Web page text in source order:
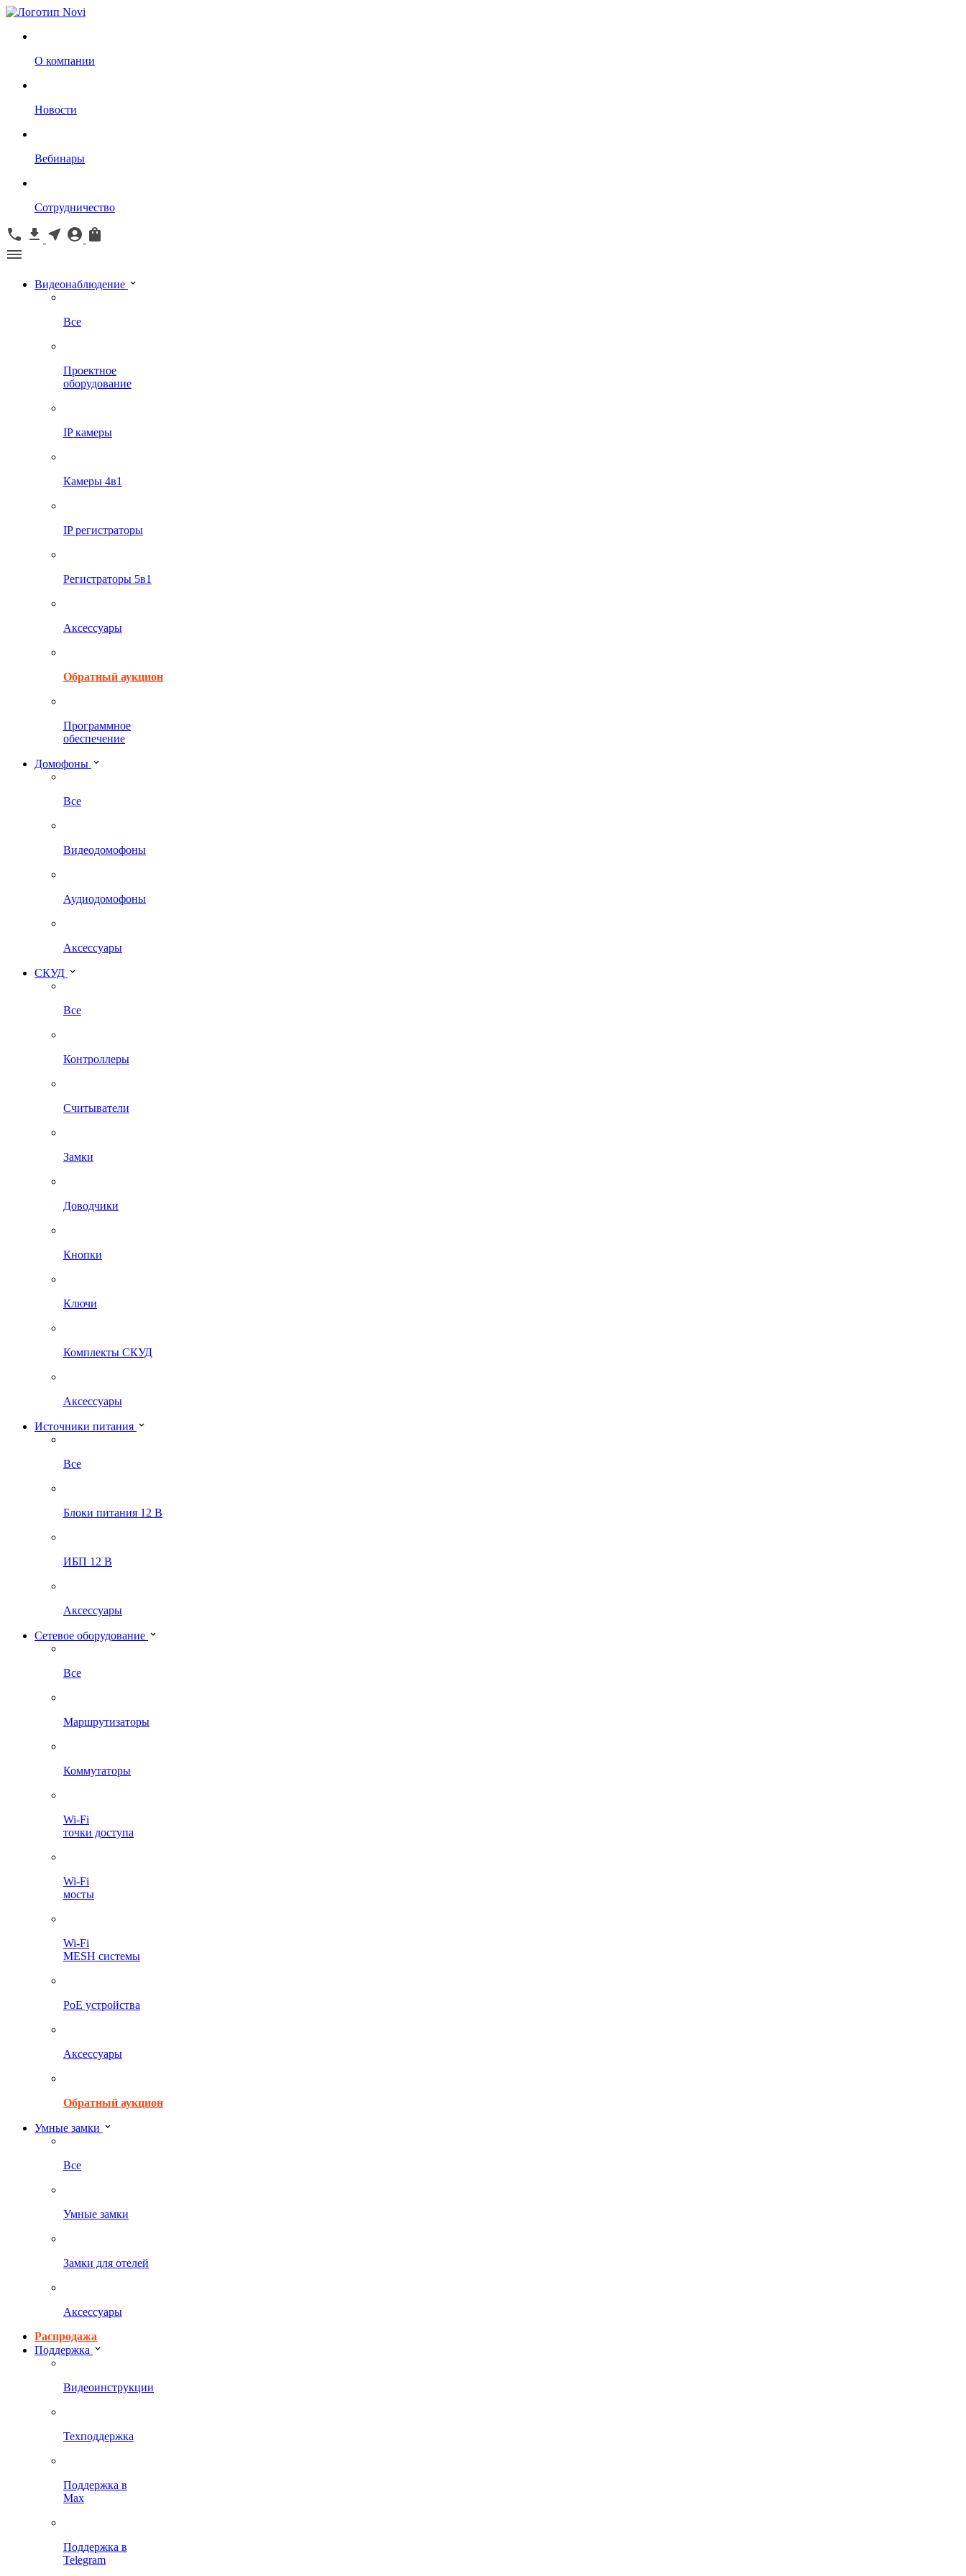
О компании
Новости
Вебинары
Сотрудничество
Видеонаблюдение
Все
Проектное
оборудование
IP камеры
Камеры 4в1
IP регистраторы
Регистраторы 5в1
Аксессуары
Обратный аукцион
Программное
обеспечение
Домофоны
Все
Видеодомофоны
Аудиодомофоны
Аксессуары
СКУД
Все
Контроллеры
Считыватели
Замки
Доводчики
Кнопки
Ключи
Комплекты СКУД
Аксессуары
Источники питания
Все
Блоки питания 12 В
ИБП 12 В
Аксессуары
Сетевое оборудование
Все
Маршрутизаторы
Коммутаторы
Wi-Fi
точки доступа
Wi-Fi
мосты
Wi-Fi
MESH системы
PoE устройства
Аксессуары
Обратный аукцион
Умные замки
Все
Умные замки
Замки для отелей
Аксессуары
Распродажа
Поддержка
Видеоинструкции
Техподдержка
Поддержка в
Max
Поддержка в
Telegram